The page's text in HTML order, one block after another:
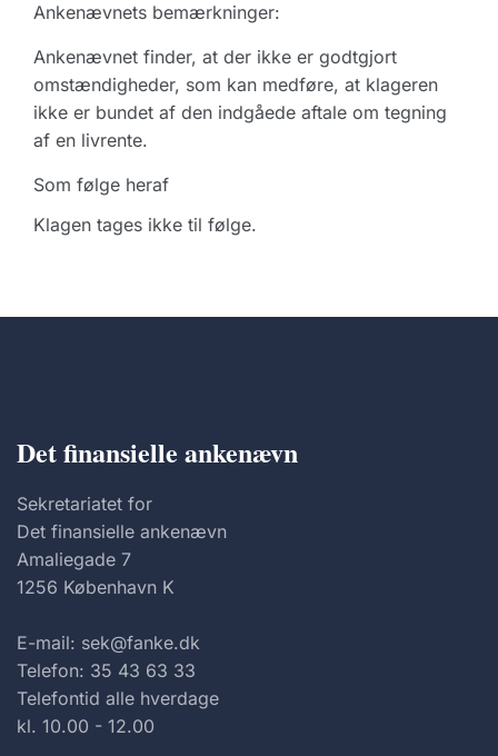
Ankenævnets bemærkninger:
Ankenævnet finder, at der ikke er godtgjort
omstændigheder, som kan medføre, at klageren
ikke er bundet af den indgåede aftale om tegning
af en livrente.
Som følge heraf
Klagen tages ikke til følge.
Det finansielle ankenævn
Sekretariatet for
Det finansielle ankenævn
Amaliegade 7
1256 København K
E-mail: sek@fanke.dk
Telefon: 35 43 63 33
Telefontid alle hverdage
kl. 10.00 - 12.00